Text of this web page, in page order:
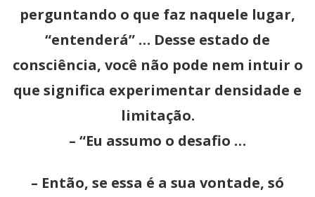
perguntando o que faz naquele lugar,
“entenderá” … Desse estado de
consciência, você não pode nem intuir o
que significa experimentar densidade e
limitação.
– “Eu assumo o desafio …
– Então, se essa é a sua vontade, só